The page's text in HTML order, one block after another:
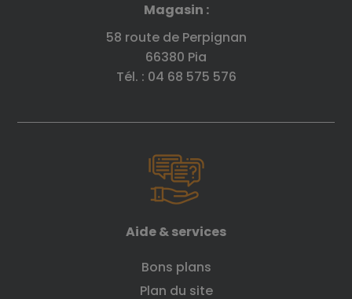
Magasin :
58 route de Perpignan
66380 Pia
Tél. : 04 68 575 576
Aide & services
Bons plans
Plan du site